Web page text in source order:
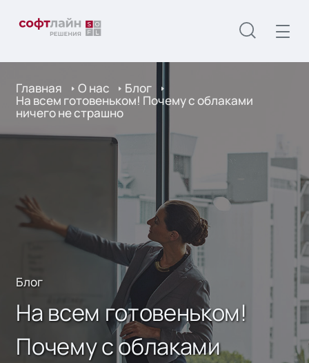
Главная О нас Блог
На всем готовеньком! Почему с облаками
ничего не страшно
Блог
На всем готовеньком!
Почему с облаками